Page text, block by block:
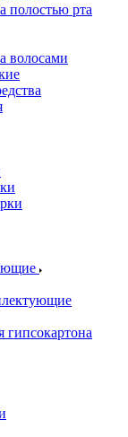
полостью рта
волосами